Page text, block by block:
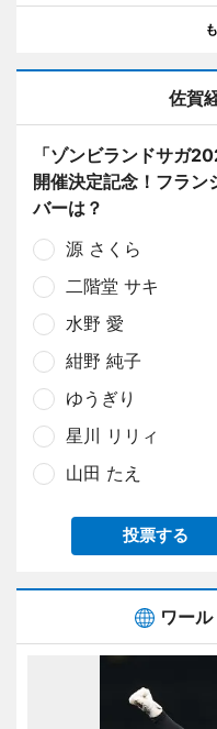
佐賀
「ゾンビランドサガ
開催決定記念！フラン
バーは？
源 さくら
二階堂 サキ
水野 愛
紺野 純子
ゆうぎり
星川 リリィ
山田 たえ
投票する
ワー